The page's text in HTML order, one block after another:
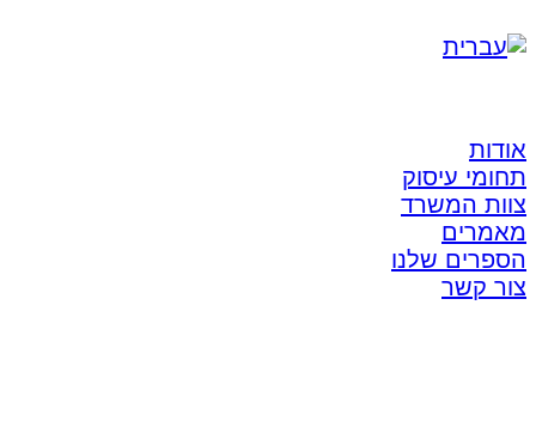
אודות
תחומי עיסוק
צוות המשרד
מאמרים
הספרים שלנו
צור קשר